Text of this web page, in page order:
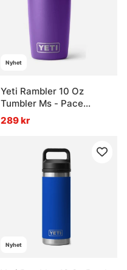
Nyhet
Yeti Rambler 10 Oz
Tumbler Ms - Pace
Purple
289 kr
Nyhet